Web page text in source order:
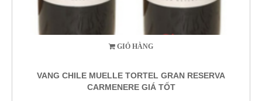
GIỎ HÀNG
VANG CHILE MUELLE TORTEL GRAN RESERVA
CARMENERE GIÁ TỐT